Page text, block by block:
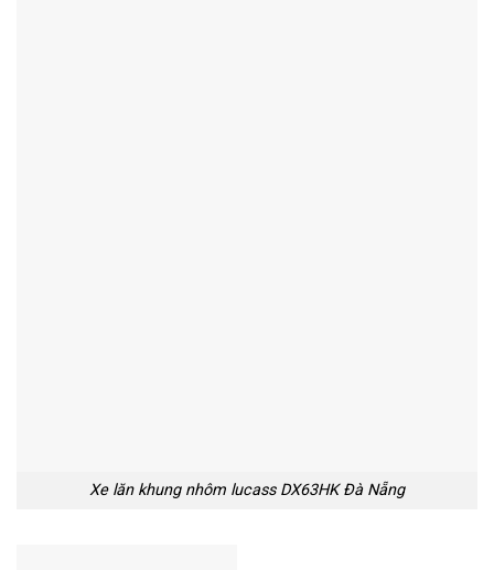
Xe lăn khung nhôm lucass DX63HK Đà Nẵng